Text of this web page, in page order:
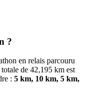
?
en relais parcouru
de 42,195 km est
: 5 km, 10 km, 5 km,